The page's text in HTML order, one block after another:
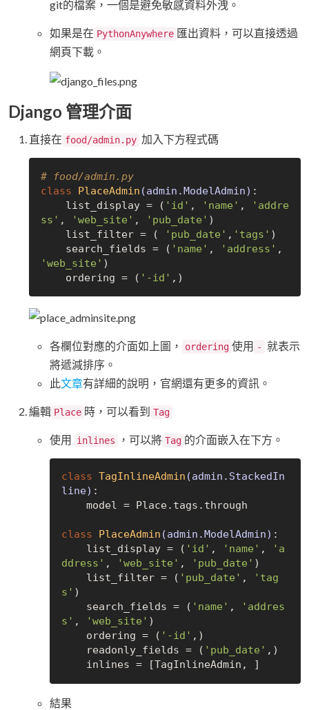
git的檔案，一個是避免敏感資料外洩。
如果是在 PythonAnywhere 匯出資料，可以直接透過
網頁下載。
Django 管理介面
直接在 food/admin.py 加入下方程式碼
# food/admin.py
class
PlaceAdmin (admin.ModelAdmin) :
    list_display = (
'id' , 'name' ,
'addre
ss' , 'web_site' , 'pub_date' )
    list_filter = (
'pub_date' , 'tags' )
    search_fields = (
'name' , 'address'
'web_site' )
    ordering = (
'-id'
各欄位對應的介面如上圖， ordering 使用 - 就表示
將遞減排序。
此文章有詳細的說明，官網還有更多的資訊。
編輯 Place 時，可以看到 Tag
使用 inlines ，可以將 Tag 的介面嵌入在下方。
class TagInlineAdmin (admin.StackedIn
line) :
class PlaceAdmin (admin.ModelAdmin) :
    list_display = (
'id' , 'name' ,
'a
ddress' , 'web_site' , 'pub_date' )
    list_filter = (
'pub_date' ,
'tag
s' )
    search_fields = (
'name' ,
'addres
s' , 'web_site' )
    ordering = (
'-id' ,)
    readonly_fields = (
'pub_date' ,)
結果